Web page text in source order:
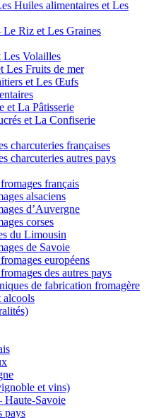
Huiles alimentaires et Les
Le Riz et Les Graines
Les Volailles
Les Fruits de mer
et Les Œufs
et La Pâtisserie
et La Confiserie
charcuteries françaises
charcuteries autres pays
français
alsaciens
d’Auvergne
corses
du Limousin
de Savoie
européens
des autres pays
de fabrication fromagère
alcools
et vins)
Haute-Savoie
pays